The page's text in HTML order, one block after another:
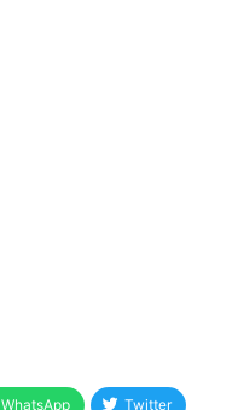
WhatsApp Twitter